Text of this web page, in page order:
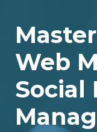
Web
Social